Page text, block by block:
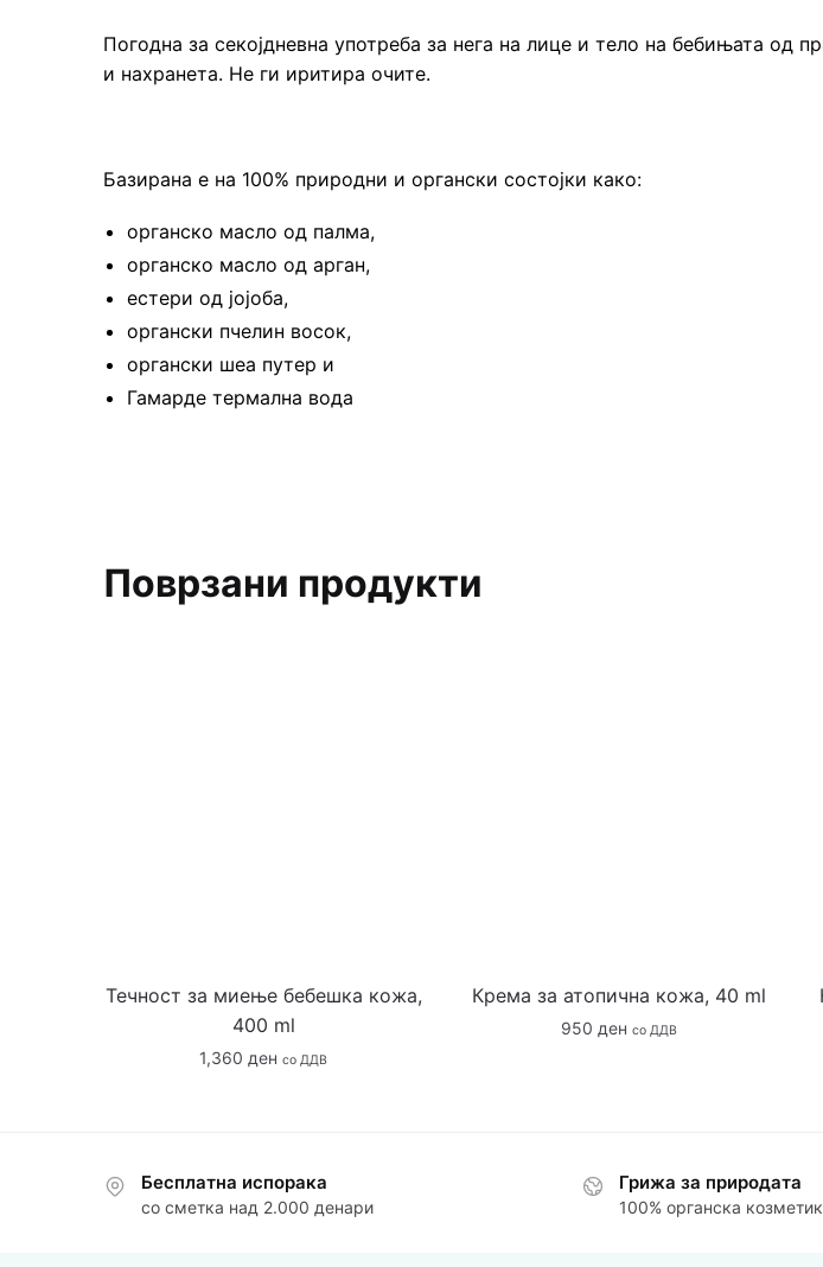
Погодна за секојдневна употреба за нега на лице и тело на бебињата од
и нахранета. Не ги иритира очите.
Базирана е на 100% природни и органски состојки како:
органско масло од палма,
органско масло од арган,
естери од јојоба,
органски пчелин восок,
органски шеа путер и
Гамарде термална вода
Поврзани продукти
Течност за миење бебешка кожа,
400 ml
1,360 ден со ДДВ
Крема за атопична кожа, 40 ml
950 ден со ДДВ
Бесплатна испорака
со сметка над 2.000 денари
Грижа за природата
100% органска